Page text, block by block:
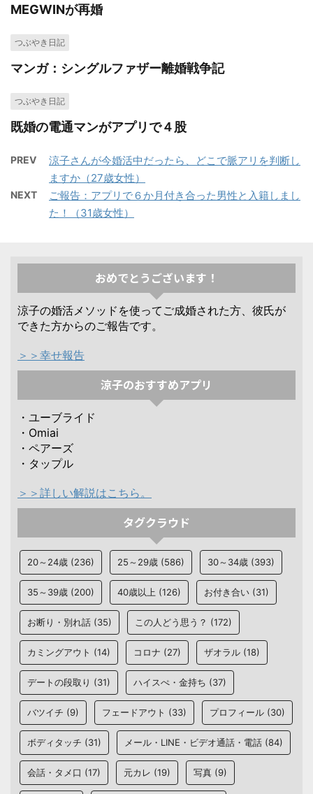
MEGWINが再婚
つぶやき日記
マンガ：シングルファザー離婚戦争記
つぶやき日記
既婚の電通マンがアプリで４股
PREV
涼子さんが今婚活中だったら、どこで脈アリを判断し
ますか（27歳女性）
NEXT
ご報告：アプリで６か月付き合った男性と入籍しまし
た！（31歳女性）
おめでとうございます！
涼子の婚活メソッドを使ってご成婚された方、彼氏が
できた方からのご報告です。
＞＞幸せ報告
涼子のおすすめアプリ
・ユーブライド
・Omiai
・ペアーズ
・タップル
＞＞詳しい解説はこちら。
タグクラウド
20～24歳 (236) 25～29歳 (586) 30～34歳 (393)
35～39歳 (200) 40歳以上 (126) お付き合い (31)
お断り・別れ話 (35) この人どう思う？ (172)
カミングアウト (14) コロナ (27) ザオラル (18)
デートの段取り (31) ハイスぺ・金持ち (37)
バツイチ (9) フェードアウト (33) プロフィール (30)
ボディタッチ (31) メール・LINE・ビデオ通話・電話 (84)
会話・タメ口 (17) 元カレ (19) 写真 (9)